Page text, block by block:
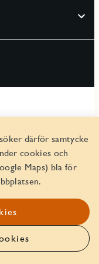
därför samtycke
cookies och
Maps) bla för
2103